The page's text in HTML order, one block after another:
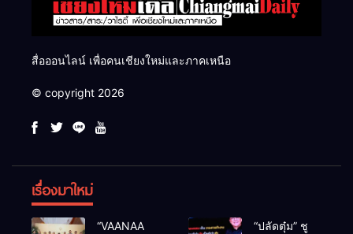
สื่อออนไลน์ เพื่อคนเชียงใหม่และภาคเหนือ
© copyright 2026
เรื่องมาใหม่
“VAANAA “ปลัดตุ๋ม” ชู